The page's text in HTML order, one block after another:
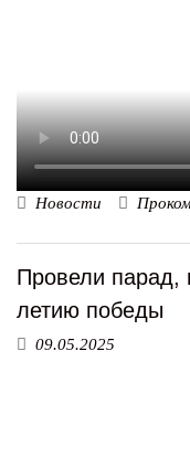
Новости
Провели парад,
летию победы
09.05.2025